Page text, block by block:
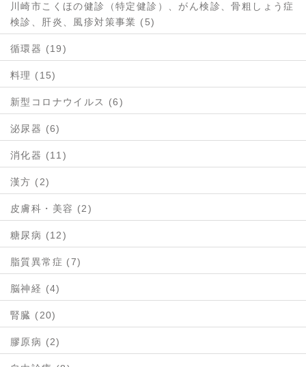
川崎市こくほの健診（特定健診）、がん検診、骨粗しょう症
検診、肝炎、風疹対策事業 (5)
循環器 (19)
料理 (15)
新型コロナウイルス (6)
泌尿器 (6)
消化器 (11)
漢方 (2)
皮膚科・美容 (2)
糖尿病 (12)
脂質異常症 (7)
脳神経 (4)
腎臓 (20)
膠原病 (2)